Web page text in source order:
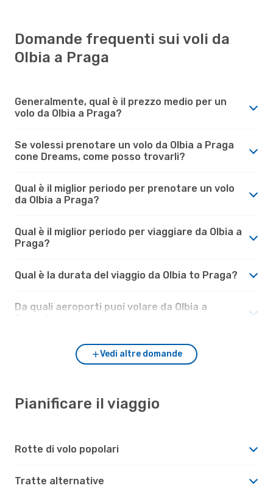
Domande frequenti sui voli da
Olbia a Praga
Generalmente, qual è il prezzo medio per un
volo da Olbia a Praga?
Se volessi prenotare un volo da Olbia a Praga
cone Dreams, come posso trovarli?
Qual è il miglior periodo per prenotare un volo
da Olbia a Praga?
Qual è il miglior periodo per viaggiare da Olbia a
Praga?
Qual è la durata del viaggio da Olbia to Praga?
Da quali aeroporti puoi volare da Olbia a
Vedi altre domande
Pianificare il viaggio
Rotte di volo popolari
Tratte alternative